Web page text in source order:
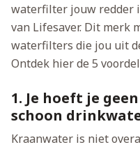
waterfilter jouw redder
van Lifesaver. Dit merk
waterfilters die jou uit
Ontdek hier de 5
1. Je hoeft je
schoon
Kraanwater is niet